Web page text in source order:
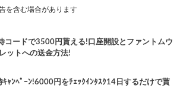
を含む場合があります
コードで3500円貰える!口座開設とファントムウ
ットへの送金方法!
ｷｬﾝﾍﾟｰﾝ!6000円をﾁｪｯｸｲﾝﾀｽｸ14日するだけで貰